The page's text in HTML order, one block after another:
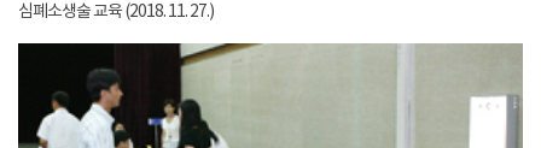
심폐소생술 교육 (2018. 11. 27.)